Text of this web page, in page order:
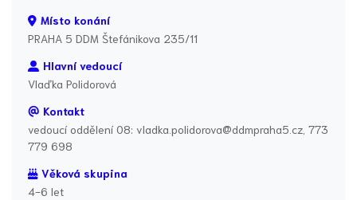
Místo konání
PRAHA 5 DDM Štefánikova 235/11
Hlavní vedoucí
Vlaďka Polidorová
Kontakt
vedoucí oddělení 08: vladka.polidorova@ddmpraha5.cz, 773
779 698
Věková skupina
4-6 let